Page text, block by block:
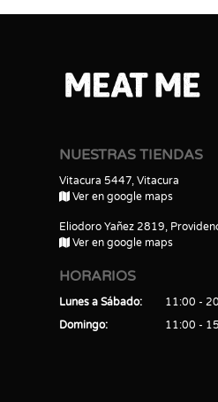
NUESTRAS TIENDAS
Vitacura 5447, Vitacura
Ver en google maps
Eliodoro Yañez 2819,
Ver en google maps
HORARIOS
Lunes a Sábado
11:00 -
Domingo
11:00 -